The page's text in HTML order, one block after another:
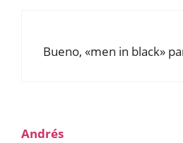
Bueno, «men in black»
Andrés